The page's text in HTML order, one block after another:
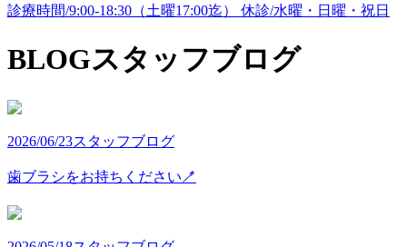
診療時間/9:00-18:30（土曜17:00迄）
休診/水曜・日曜・祝日
BLOGスタッフブログ
2026/06/23スタッフブログ
歯ブラシをお持ちください🪥